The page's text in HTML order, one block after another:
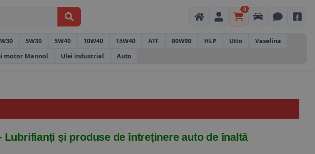
0
5W30 5W40 10W40 15W40 ATF 80W90 HLP Utto
Vaselina
motor Mannol Ulei industrial Auto
și produse de întreținere auto de înaltă